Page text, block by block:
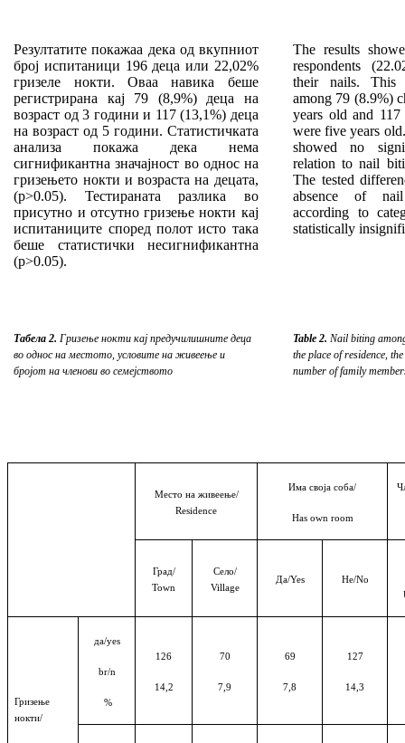
Резултатите покажаа дека од вкупниот
број испитаници 196 деца или 22,02%
гризеле нокти. Оваа навика беше
регистрирана кај 79 (8,9%) деца на
возраст од 3 години и 117 (13,1%) деца
на возраст од 5 години. Статистичката
анализа покажа дека нема
сигнификантна значајност во однос на
гризењето нокти и возраста на децата,
(p>0.05). Тестираната разлика во
присутно и отсутно гризење нокти кај
испитаниците според полот исто така
беше статистички несигнификантна
(p>0.05).
The results
respondents
their nails.
This
among 79 (8.9%)
years old and
were five years
showed no
relation to nail
The tested
absence of
according to
statistically
Табела 2. Гризење нокти кај предучилишните деца
во однос на местото, условите на живеење и
бројот на членови во семејството
Table 2. Nail biting
the place of residence,
number of family
Место на живеење/
Residence
Има своја соба/
Has own room
Град/
Town
Село/
Village
Да/Yes Не/No
Гризење
нокти/
да/yes
br/n
%
126
14,2
70
7,9
69
7,8
127
14,3